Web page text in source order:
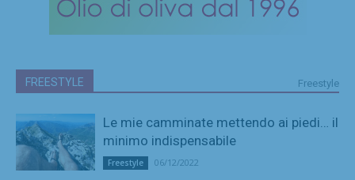
FREESTYLE Freestyle
Le mie camminate mettendo ai piedi… il
minimo indispensabile
Freestyle 06/12/2022